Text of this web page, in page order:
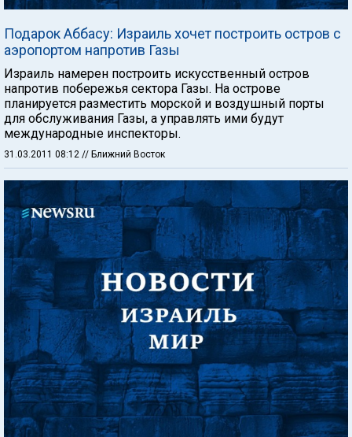
Подарок Аббасу: Израиль хочет построить остров с
аэропортом напротив Газы
Израиль намерен построить искусственный остров
напротив побережья сектора Газы. На острове
планируется разместить морской и воздушный порты
для обслуживания Газы, а управлять ими будут
международные инспекторы.
31.03.2011 08:12 // Ближний Восток